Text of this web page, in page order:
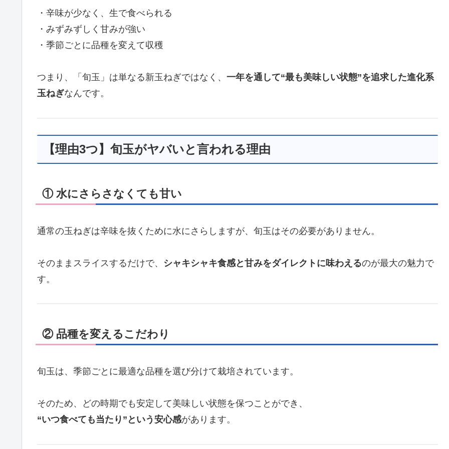
・辛味が少なく、生で食べられる
・みずみずしく甘みが強い
・季節ごとに品種を変えて収穫
つまり、「旬玉」は単なる新玉ねぎではなく、 一年を通して“最も美味しい状態”を追求した進化系
玉ねぎなんです。
【理由3つ】旬玉がヤバいと言われる理由
① 水にさらさなくても甘い
通常の玉ねぎは辛味を抜くために水にさらしますが、旬玉はその必要がありません。
そのままスライスするだけで、 シャキシャキ食感と甘みをダイレクトに味わえるのが最大の魅力で
す。
② 品種を変えるこだわり
旬玉は、季節ごとに最適な品種を選び分けて栽培されています。
そのため、どの時期でも安定して美味しい状態を保つことができ、
“いつ食べても当たり”という安心感があります。